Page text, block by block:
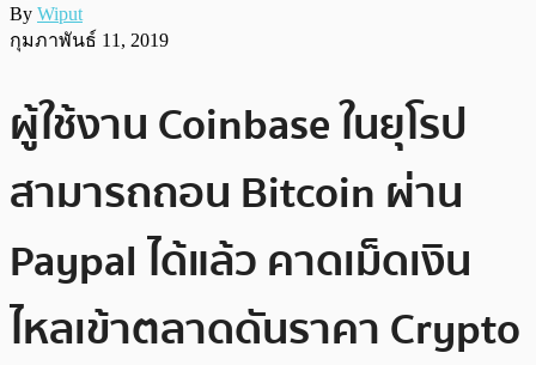
By Wiput
กุมภาพันธ์ 11, 2019
ผู้ใช้งาน Coinbase ในยุโรป
สามารถถอน Bitcoin ผ่าน
Paypal ได้แล้ว คาดเม็ดเงิน
ไหลเข้าตลาดดันราคา Crypto